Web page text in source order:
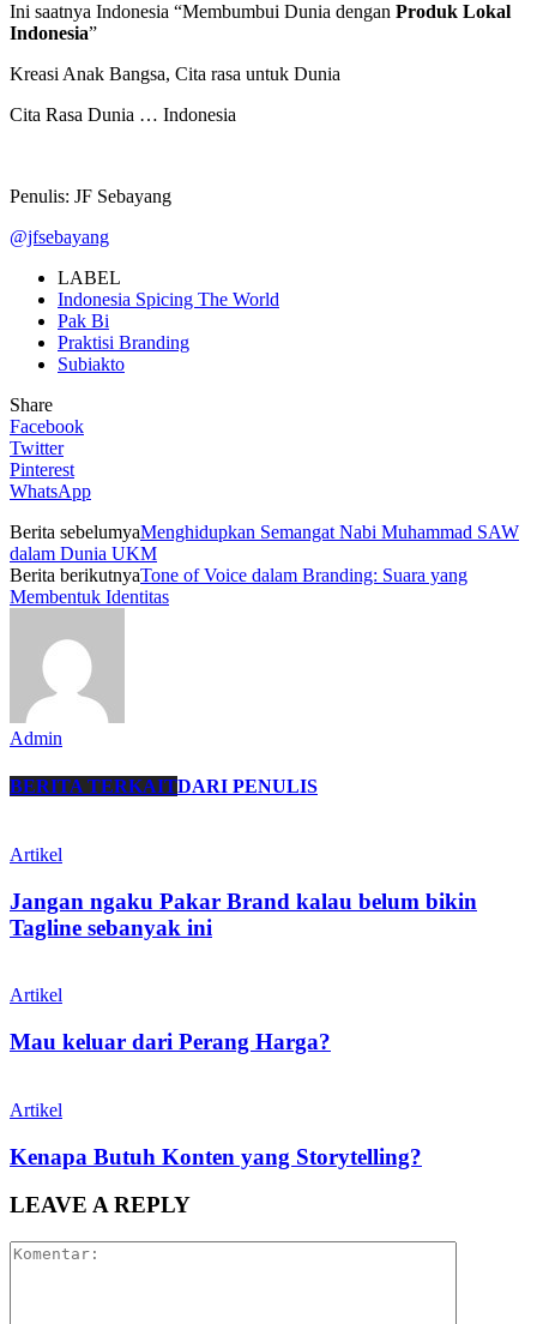
Ini saatnya Indonesia “Membumbui Dunia dengan Produk Lokal
Indonesia”
Kreasi Anak Bangsa, Cita rasa untuk Dunia
Cita Rasa Dunia … Indonesia
Penulis: JF Sebayang
@jfsebayang
LABEL
Indonesia Spicing The World
Pak Bi
Praktisi Branding
Subiakto
Share
Facebook
Twitter
Pinterest
WhatsApp
Berita sebelumyaMenghidupkan Semangat Nabi Muhammad SAW
dalam Dunia UKM
Berita berikutnyaTone of Voice dalam Branding: Suara yang
Membentuk Identitas
Admin
BERITA TERKAITDARI PENULIS
Artikel
Jangan ngaku Pakar Brand kalau belum bikin
Tagline sebanyak ini
Artikel
Mau keluar dari Perang Harga?
Artikel
Kenapa Butuh Konten yang Storytelling?
LEAVE A REPLY